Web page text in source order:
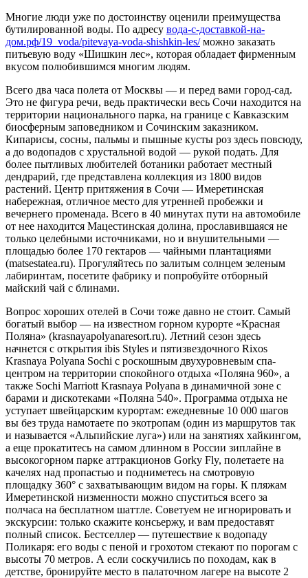
Многие люди уже по достоинству оценили преимущества
бутилированной воды. По адресу вода-с-доставкой-на-
дом.рф/19_voda/pitevaya-voda-shishkin-les/можно заказать
питьевую воду «Шишкин лес», которая обладает фирменным
вкусом полюбившимся многим людям.
Всего два часа полета от Москвы — и перед вами город-сад.
Это не фигура речи, ведь практически весь Сочи находится на
террито­рии национального парка, на границе с Кавказским
биосферным заповедником и Сочинским заказником.
Кипарисы, сосны, пальмы и пышные кусты роз здесь повсюду,
а до водопадов с хрустальной водой — рукой подать. Для
более пытливых любителей ботаники работает местный
дендрарий, где представлена коллекция из 1800 видов
растений. Центр притяжения в Сочи — Имеретинская
набережная, отличное место для утренней пробежки и
вечернего променада. Всего в 40 минутах пути на автомобиле
от нее находит­ся Мацестинская долина, прославившаяся не
только целебными источниками, но и внушительными —
площадью более 170 гекта­ров — чайными плантациями
(matsestatea.ru). Прогуляйтесь по за­литым солнцем зеленым
лабиринтам, посетите фабрику и попро­буйте отборный
майский чай с блинами.
Вопрос хороших отелей в Сочи тоже давно не стоит. Самый
бога­тый выбор — на известном горном курорте «Красная
Поляна» (krasnayapolyanaresort.ru). Летний сезон здесь
начнется с открытия ibis Styles и пятизвездочного Rixos
Krasnaya Polyana Sochi с роскош­ным двухуровневым спа-
центром на территории спокойного отдыха «Поляна 960», а
также Sochi Marriott Krasnaya Polyana в динамичной зоне с
барами и дискотеками «Поляна 540». Программа отдыха не
уступает швейцарским курортам: ежедневные 10 000 шагов
вы без труда намотаете по экотропам (один из маршрутов так
и называ­ется «Альпийские луга») или на занятиях хайкингом,
а еще прокати­тесь на самом длинном в России зиплайне в
высокогорном парке аттракционов Gorky Fly, полетаете на
качелях над пропастью и под­ниметесь на смотровую
площадку 360° с захватывающим видом на горы. К пляжам
Имеретинской низменности можно спуститься все­го за
полчаса на бесплатном шаттле. Советуем не игнорировать и
экскурсии: только скажите консьержу, и вам предоставят
полный список. Бестселлер — путешествие к водопаду
Поликаря: его воды с пеной и грохотом стекают по порогам с
высоты 70 метров. А если соскучились по походам, как в
детстве, бронируйте место в палаточ­ном лагере на высоте 2